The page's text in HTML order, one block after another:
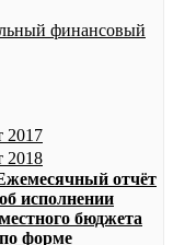
финансовый
2017
2018
отчёт
об исполнении
местного бюджета
по форме